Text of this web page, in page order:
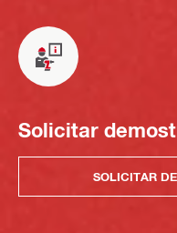
Solicitar
SOLICITAR